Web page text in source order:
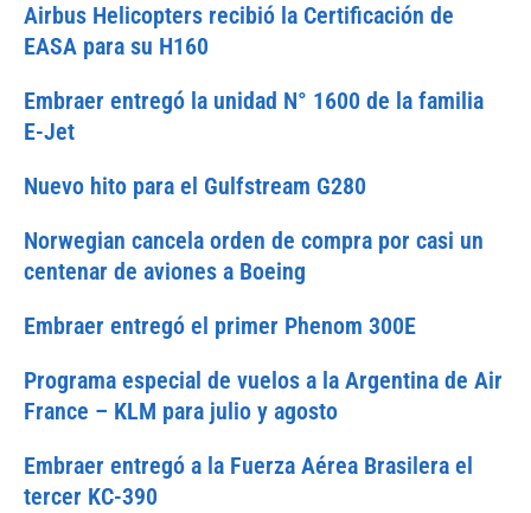
Airbus Helicopters recibió la Certificación de
EASA para su H160
Embraer entregó la unidad N° 1600 de la familia
E-Jet
Nuevo hito para el Gulfstream G280
Norwegian cancela orden de compra por casi un
centenar de aviones a Boeing
Embraer entregó el primer Phenom 300E
Programa especial de vuelos a la Argentina de Air
France – KLM para julio y agosto
Embraer entregó a la Fuerza Aérea Brasilera el
tercer KC-390